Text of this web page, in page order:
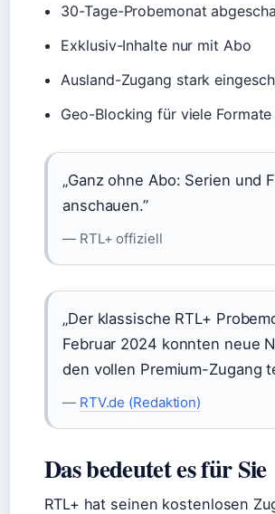
30-Tage-Probemonat
Exklusiv-Inhalte nur mit Abo
Ausland-Zugang stark
Geo-Blocking für viele Formate
„Ganz ohne Abo: Serien und
anschauen.”
— RTL+ offiziell
„Der klassische RTL+
Februar 2024 konnten neue
den vollen Premium-Zugang
— RTV.de (Redaktion)
Das bedeutet es für Sie
RTL+ hat seinen kostenlosen